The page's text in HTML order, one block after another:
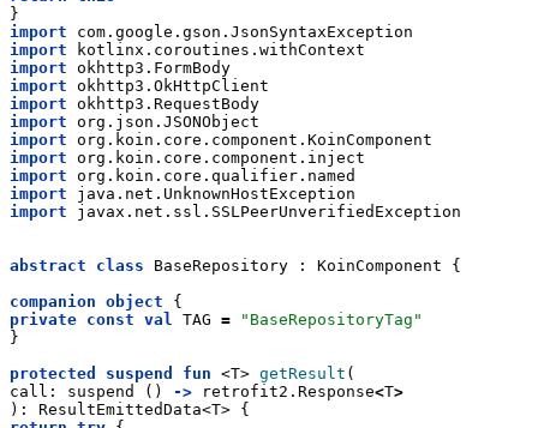
}
import com.google.gson.JsonSyntaxException
import kotlinx.coroutines.withContext
import okhttp3.FormBody
import okhttp3.OkHttpClient
import okhttp3.RequestBody
import org.json.JSONObject
import org.koin.core.component.KoinComponent
import org.koin.core.component.inject
import org.koin.core.qualifier.named
import java.net.UnknownHostException
import javax.net.ssl.SSLPeerUnverifiedException
abstract class BaseRepository : KoinComponent {
companion object {
private const val TAG =
"BaseRepositoryTag"
}
protected
suspend fun <T> getResult (
call: suspend () -> retrofit2.Response<T>
): ResultEmittedData<T> {